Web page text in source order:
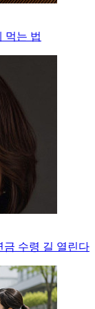
먹는 법
금 수령 길 열린다